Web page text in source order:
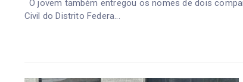
O jovem também entregou os nomes de dois
Civil do Distrito Federa...